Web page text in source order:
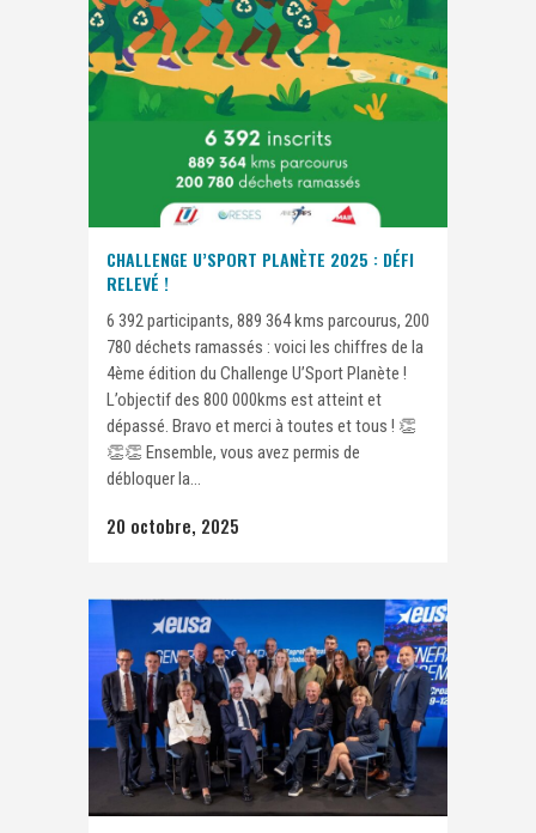
CHALLENGE U’SPORT PLANÈTE 2025 : DÉFI
RELEVÉ !
6 392 participants, 889 364 kms parcourus, 200
780 déchets ramassés : voici les chiffres de la
4ème édition du Challenge U’Sport Planète !
L’objectif des 800 000kms est atteint et
dépassé. Bravo et merci à toutes et tous ! 👏
👏👏 Ensemble, vous avez permis de
débloquer la...
20 octobre, 2025